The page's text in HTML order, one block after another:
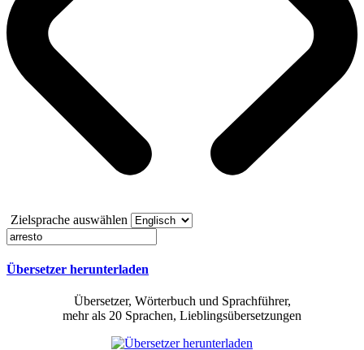
Zielsprache auswählen
Übersetzer herunterladen
Übersetzer, Wörterbuch und Sprachführer,
mehr als 20 Sprachen, Lieblingsübersetzungen